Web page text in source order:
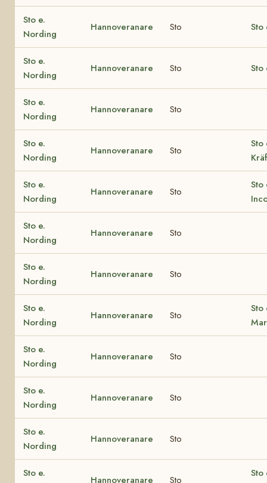
Sto e.
Nording
Hannoveranare Sto Sto
Sto e.
Nording
Hannoveranare Sto Sto
Sto e.
Nording
Hannoveranare Sto
Sto e.
Nording
Hannoveranare Sto
Sto
Sto e.
Nording
Hannoveranare Sto
Sto
Sto e.
Nording
Hannoveranare Sto
Sto e.
Nording
Hannoveranare Sto
Sto e.
Nording
Hannoveranare Sto
Sto
Sto e.
Nording
Hannoveranare Sto
Sto e.
Nording
Hannoveranare Sto
Sto e.
Nording
Hannoveranare Sto
Sto e.
Hannoveranare Sto
Sto